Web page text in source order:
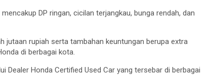
DP ringan, cicilan terjangkau, bunga rendah, dan
jutaan rupiah serta tambahan keuntungan berupa extra
di berbagai kota.
Dealer Honda Certified Used Car yang tersebar di berbagai